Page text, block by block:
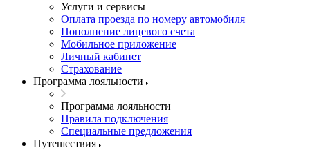
Услуги и сервисы
Оплата проезда по номеру автомобиля
Пополнение лицевого счета
Мобильное приложение
Личный кабинет
Страхование
Программа лояльности
Программа лояльности
Правила подключения
Специальные предложения
Путешествия